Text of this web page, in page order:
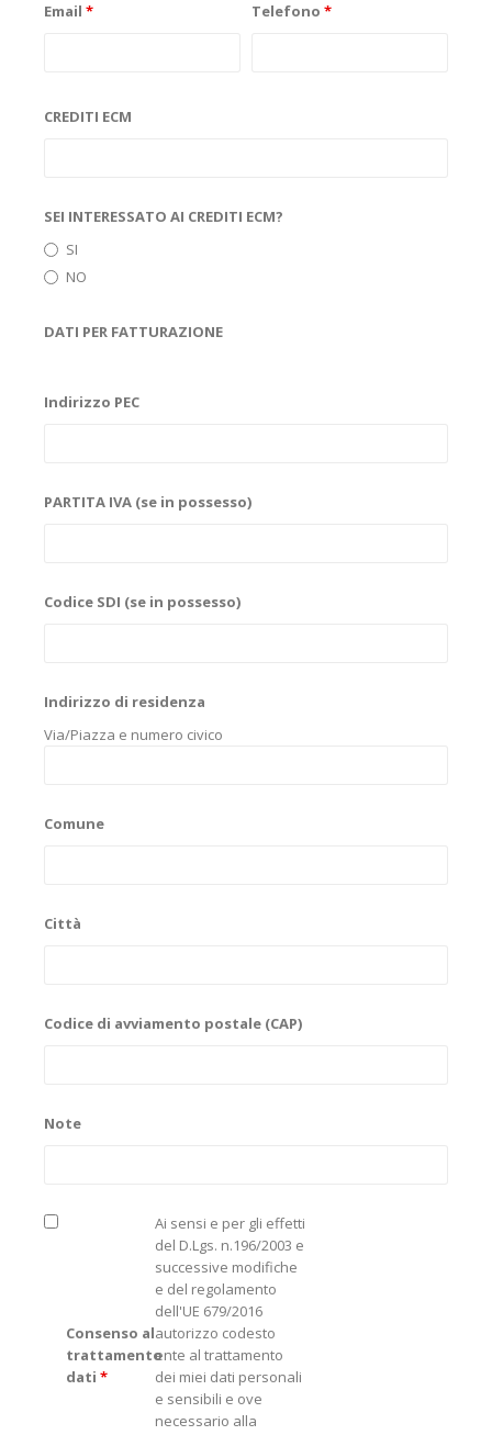
Email * Telefono *
CREDITI ECM
SEI INTERESSATO AI CREDITI ECM?
SI
NO
DATI PER FATTURAZIONE
Indirizzo PEC
PARTITA IVA (se in possesso)
Codice SDI (se in possesso)
Indirizzo di residenza
Via/Piazza e numero civico
Comune
Città
Codice di avviamento postale (CAP)
Note
Consenso al
trattamento
dati*
Ai sensi e per gli effetti
del D.Lgs. n.196/2003 e
successive modifiche
e del regolamento
dell'UE 679/2016
autorizzo codesto
ente al trattamento
dei miei dati personali
e sensibili e ove
necessario alla